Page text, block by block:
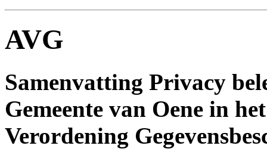
AVG
Samenvatting Privacy
Gemeente van Oene in
Verordening